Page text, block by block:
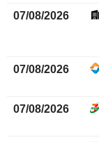
07/08/2026
07/08/2026
07/08/2026